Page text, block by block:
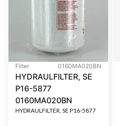
Media Type
Primary Application
Filter 0160MA020BN
HYDRAULFILTER, SE
P16-5877
0160MA020BN
HYDRAULFILTER, SE P16-5877